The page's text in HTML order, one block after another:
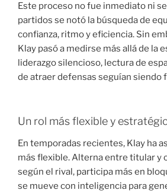
Este proceso no fue inmediato ni
partidos se notó la búsqueda de
confianza, ritmo y eficiencia. Sin
Klay pasó a medirse más allá de la
liderazgo silencioso, lectura de
de atraer defensas seguían siendo
Un rol más flexible y
En temporadas recientes, Klay ha
más flexible. Alterna entre titular y
según el rival, participa más en
se mueve con inteligencia para